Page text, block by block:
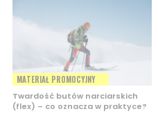
MATERIAŁ PROMOCYJNY
Twardość butów narciarskich
(flex) – co oznacza w praktyce?